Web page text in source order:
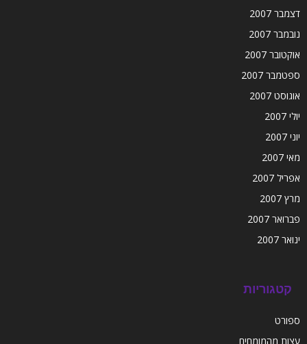
דצמבר 2007
נובמבר 2007
אוקטובר 2007
ספטמבר 2007
אוגוסט 2007
יולי 2007
יוני 2007
מאי 2007
אפריל 2007
מרץ 2007
פברואר 2007
ינואר 2007
קטגוריות
ספורט
עצות מהמומחים